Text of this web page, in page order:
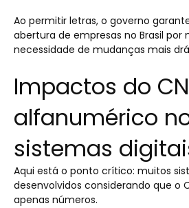
Ao permitir letras, o governo
abertura de empresas no Brasil por
necessidade de mudanças mais
Impactos do
alfanumérico
sistemas
Aqui está o ponto crítico: muitos
desenvolvidos considerando que o
apenas números.